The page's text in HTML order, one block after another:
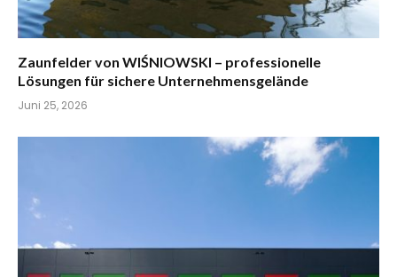
Zaunfelder von WIŚNIOWSKI – professionelle
Lösungen für sichere Unternehmensgelände
Juni 25, 2026